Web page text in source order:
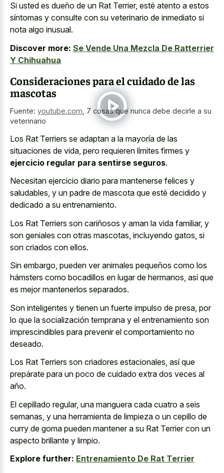
Si usted es dueño de un Rat Terrier, esté atento a estos
síntomas y consulte con su veterinario de inmediato si
nota algo inusual.
Discover more: Se Vende Una Mezcla De Ratterrier
Y Chihuahua
Consideraciones para el cuidado de las
mascotas
Fuente: youtube.com 7 cosas que nunca debe decirle a su
veterinario
Los Rat Terriers se adaptan a la mayoría de las
situaciones de vida, pero requieren límites firmes y
ejercicio regular para sentirse seguros.
Necesitan ejercicio diario para mantenerse felices y
saludables, y un padre de mascota que esté decidido y
dedicado a su entrenamiento.
Los Rat Terriers son cariñosos y aman la vida familiar, y
son geniales con otras mascotas, incluyendo gatos, si
son criados con ellos.
Sin embargo, pueden ver animales pequeños como los
hámsters como bocadillos en lugar de hermanos, así que
es mejor mantenerlos separados.
Son inteligentes y tienen un fuerte impulso de presa, por
lo que la socialización temprana y el entrenamiento son
imprescindibles para prevenir el comportamiento no
deseado.
Los Rat Terriers son criadores estacionales, así que
prepárate para un poco de cuidado extra dos veces al
año.
El cepillado regular, una manguera cada cuatro a seis
semanas, y una herramienta de limpieza o un cepillo de
curry de goma pueden mantener a su Rat Terrier con un
aspecto brillante y limpio.
Explore further: Entrenamiento De Rat Terrier